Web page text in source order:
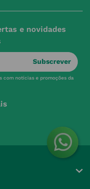
e novidades
Subscrever
com notícias e promoções da